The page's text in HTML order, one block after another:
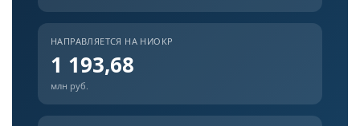
НАПРАВЛЯЕТСЯ НА НИОКР
1 193,68
млн руб.